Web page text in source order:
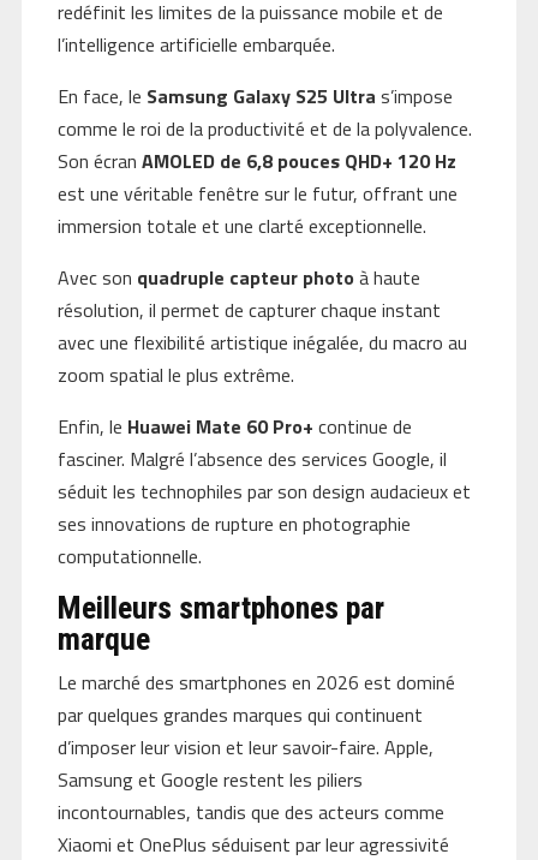
redéfinit les limites de la puissance mobile et de
l’intelligence artificielle embarquée.
En face, le Samsung Galaxy S25 Ultra s’impose
comme le roi de la productivité et de la polyvalence.
Son écran AMOLED de 6,8 pouces QHD+ 120 Hz
est une véritable fenêtre sur le futur, offrant une
immersion totale et une clarté exceptionnelle.
Avec son quadruple capteur photo à haute
résolution, il permet de capturer chaque instant
avec une flexibilité artistique inégalée, du macro au
zoom spatial le plus extrême.
Enfin, le Huawei Mate 60 Pro+ continue de
fasciner. Malgré l’absence des services Google, il
séduit les technophiles par son design audacieux et
ses innovations de rupture en photographie
computationnelle.
Meilleurs smartphones par
marque
Le marché des smartphones en 2026 est dominé
par quelques grandes marques qui continuent
d’imposer leur vision et leur savoir-faire. Apple,
Samsung et Google restent les piliers
incontournables, tandis que des acteurs comme
Xiaomi et OnePlus séduisent par leur agressivité